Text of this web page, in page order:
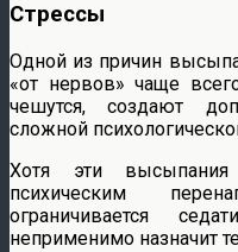
Стрессы
Одной из причин
«от нервов» чаще
чешутся, создают
сложной
Хотя эти
психическим
ограничивается
неприменимо назначит